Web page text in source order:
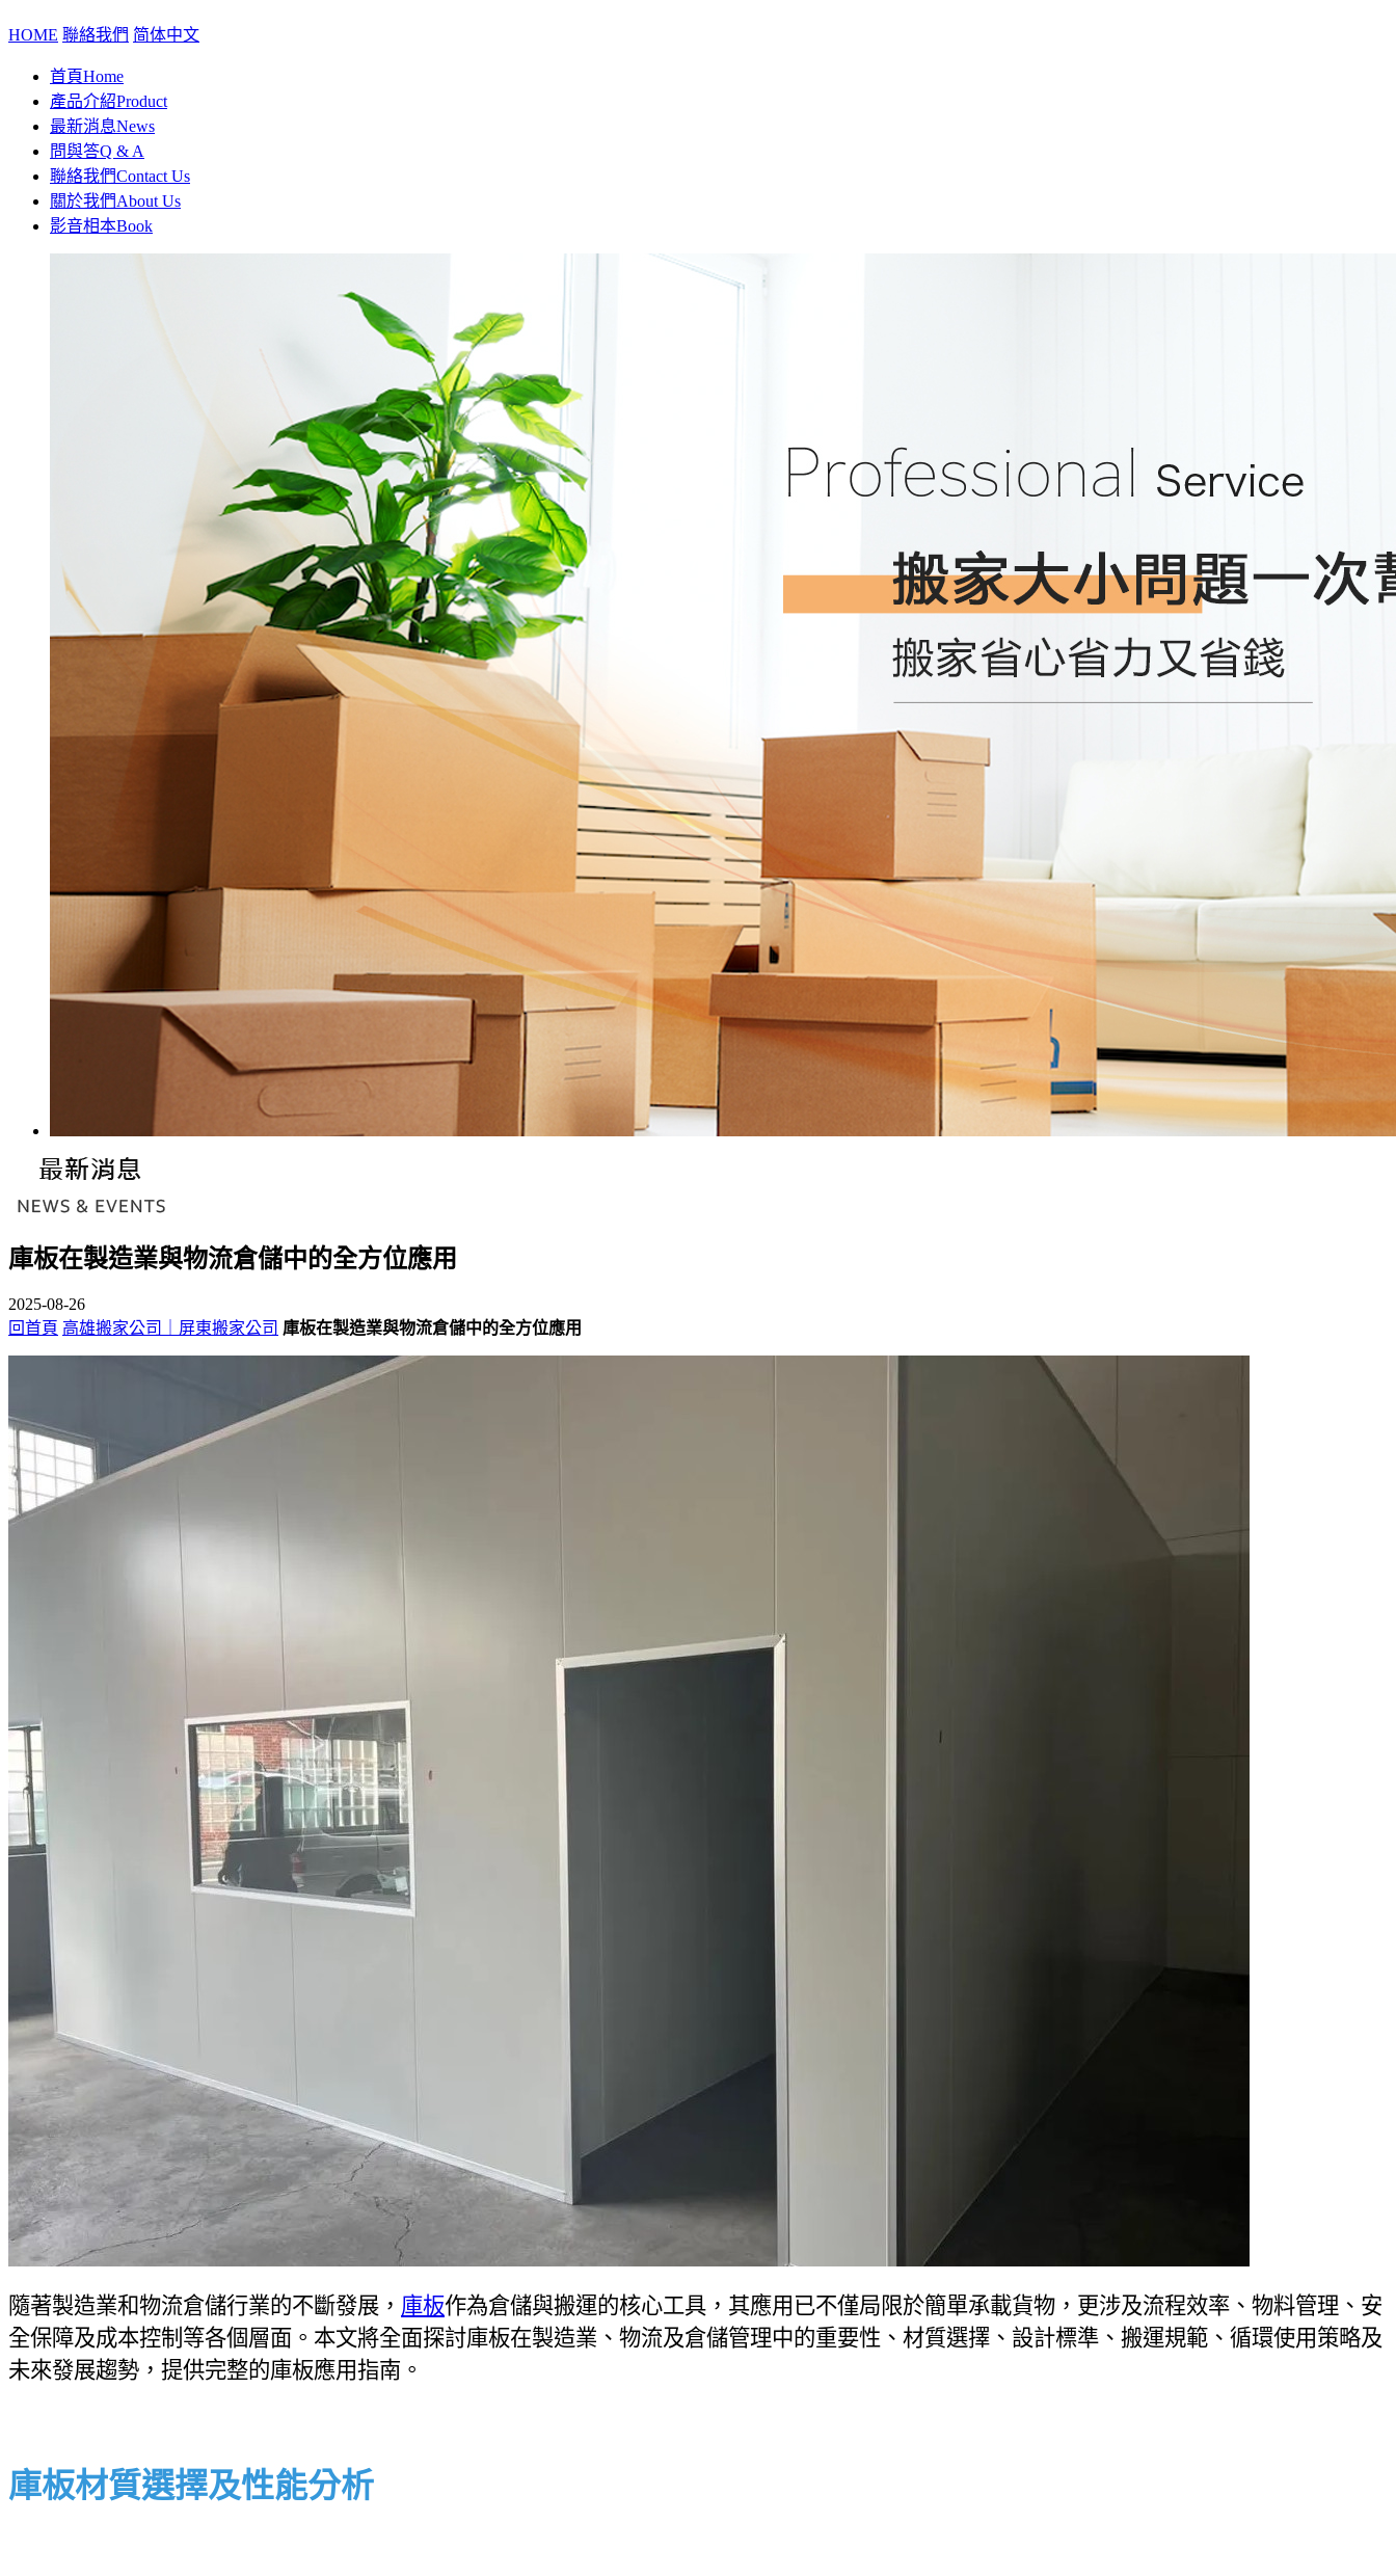
HOME 聯絡我們 简体中文
首頁Home
產品介紹Product
最新消息News
問與答Q & A
聯絡我們Contact Us
關於我們About Us
影音相本Book
庫板在製造業與物流倉儲中的全方位應用
2025-08-26
回首頁 高雄搬家公司｜屏東搬家公司 庫板在製造業與物流倉儲中的全方位應用
隨著製造業和物流倉儲行業的不斷發展， 庫板作為倉儲與搬運的核心工具，其應用已不僅局限於簡單承載貨物，更涉及流程效率、物料管理、安
全保障及成本控制等各個層面。本文將全面探討庫板在製造業、物流及倉儲管理中的重要性、材質選擇、設計標準、搬運規範、循環使用策略及
未來發展趨勢，提供完整的庫板應用指南。
庫板材質選擇及性能分析